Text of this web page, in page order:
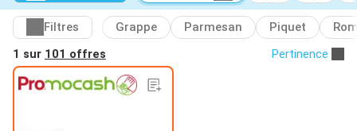
Filtres Grappe Parmesan Piquet
1 sur 101 offres Pertinence